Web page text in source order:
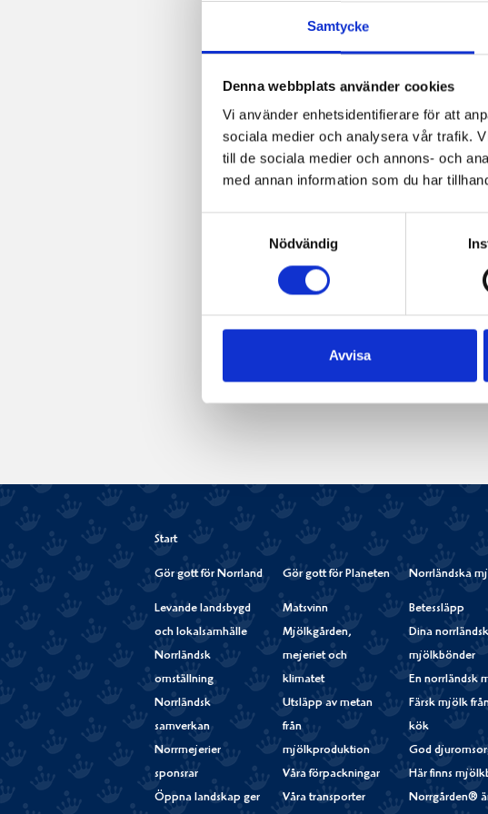
Samtycke
Denna webbplats använder cookies
Vi använder enhetsidentifierare för att
sociala medier och analysera vår trafik.
till de sociala medier och annons- och
med annan information som du har
Nödvändig
Avvisa
post
Start
Gör gott för Norrland
Levande landsbygd
och lokalsamhälle
Norrländsk
omställning
Norrländsk
samverkan
Norrmejerier
sponsrar
Öppna landskap ger
Gör gott för Planeten
Matsvinn
Mjölkgården,
mejeriet och
klimatet
Utsläpp av metan
från
mjölkproduktion
Våra förpackningar
Våra transporter
Norrländska
Betessläpp
Dina
mjölkbönder
En norrländsk
Färsk mjölk
kök
God
Här finns
Norrgården®